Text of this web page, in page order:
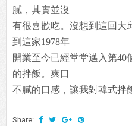
膩，其實並沒
有很喜歡吃。沒想到這回大
到這家1978年
開業至今已經堂堂邁入第40
的拌飯。爽口
不膩的口感，讓我對韓式拌
Share: